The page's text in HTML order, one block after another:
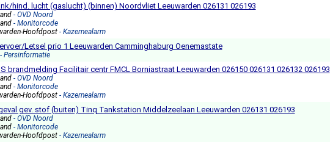
hind. lucht (gaslucht) (binnen) Noordvliet Leeuwarden 026131 026193
- OVD Noord
- Monitorcode
Hoofdpost - Kazernealarm
Letsel prio 1 Leeuwarden Camminghaburg Oenemastate
- Persinformatie
brandmelding Facilitair centr FMCL Borniastraat Leeuwarden 026150 026131 026132 026193
- OVD Noord
- Monitorcode
Hoofdpost - Kazernealarm
gev. stof (buiten) Tinq Tankstation Middelzeelaan Leeuwarden 026131 026193
- OVD Noord
- Monitorcode
Hoofdpost - Kazernealarm